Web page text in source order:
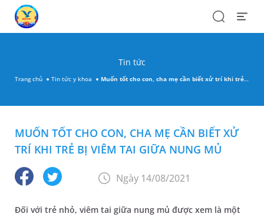
SearchOpen
Tin tức
Trang chủ Tin tức y khoa Muốn tốt cho con, cha mẹ cần biết xử trí khi trẻ bị viêm tai giữa nung mủ
MUỐN TỐT CHO CON, CHA MẸ CẦN BIẾT XỬ
TRÍ KHI TRẺ BỊ VIÊM TAI GIỮA NUNG MỦ
Ngày 14/08/2021
Đối với trẻ nhỏ, viêm tai giữa nung mủ được xem là một